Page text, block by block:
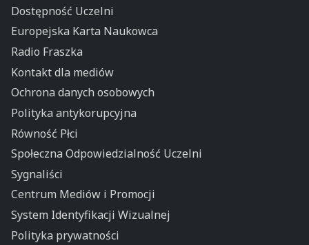
Dostępność Uczelni
Europejska Karta Naukowca
Radio Fraszka
Kontakt dla mediów
Ochrona danych osobowych
Polityka antykorupcyjna
Równość Płci
Społeczna Odpowiedzialność Uczelni
Sygnaliści
Centrum Mediów i Promocji
System Identyfikacji Wizualnej
Polityka prywatności